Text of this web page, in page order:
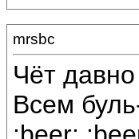
mrsbc
Чёт
Всем